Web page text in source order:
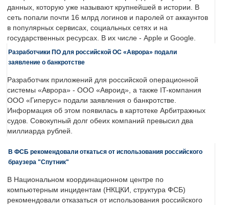
данных, которую уже называют крупнейшей в истории. В
сеть попали почти 16 млрд логинов и паролей от аккаунтов
в популярных сервисах, социальных сетях и на
государственных ресурсах. В их числе - Apple и Google.
Разработчики ПО для российской ОС «Аврора» подали
заявление о банкротстве
Разработчик приложений для российской операционной
системы «Аврора» - ООО «Авроид», а также IT-компания
ООО «Гиперус» подали заявления о банкротстве.
Информация об этом появилась в картотеке Арбитражных
судов. Совокупный долг обеих компаний превысил два
миллиарда рублей.
В ФСБ рекомендовали откаться от использования российского
браузера "Спутник"
В Национальном координационном центре по
компьютерным инцидентам (НКЦКИ, структура ФСБ)
рекомендовали отказаться от использования российского